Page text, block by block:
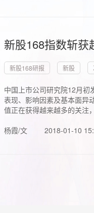
新股168指数斩
新股168研报 新股
中国上市公司研究院12月初
表现、影响因素及基本面异
值正在获得越来越多的关注
杨霞/文
2018-01-10